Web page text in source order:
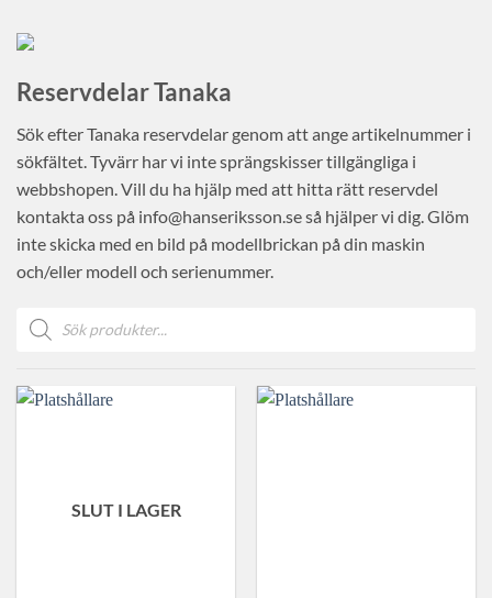
Reservdelar Tanaka
Sök efter Tanaka reservdelar genom att ange artikelnummer i
sökfältet. Tyvärr har vi inte sprängskisser tillgängliga i
webbshopen. Vill du ha hjälp med att hitta rätt reservdel
kontakta oss på info@hanseriksson.se så hjälper vi dig. Glöm
inte skicka med en bild på modellbrickan på din maskin
och/eller modell och serienummer.
Produktsökning
SLUT I LAGER